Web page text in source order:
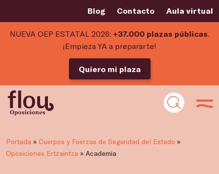
Blog Contacto Aula virtual
NUEVA OEP ESTATAL 2026: +37.000 plazas públicas.
¡Empieza YA a prepararte!
Quiero mi plaza
Portada » Cuerpos y Fuerzas de Seguridad del Estado »
Oposiciones Ertzaintza » Academia